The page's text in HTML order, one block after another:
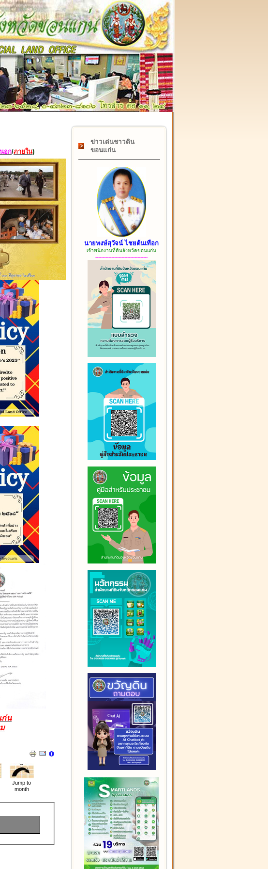
๑๗ กุมภาพันธ์ "วันคล้ายวันสถาปนากรมที่ดิน" ครบรอบ ๑๒
อก/ภายใน)
ก่น
Jump to
month
ข่าวเด่นชาวดิน
ขอนแก่น
นายพงษ์สุวัจน์ ไชยต้นเทือก
เจ้าพนักงานที่ดินจังหวัดขอนแก่น
------------------------------------